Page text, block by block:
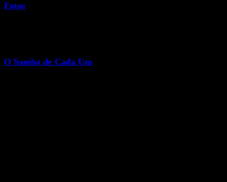
Fotos
O Samba de Cada Um